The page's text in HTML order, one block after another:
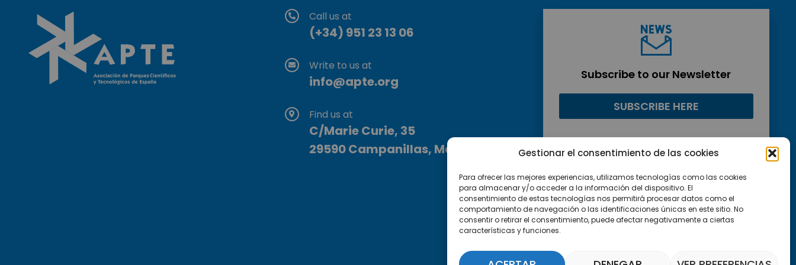
Gestionar el consentimiento de las cookies
Para ofrecer las mejores experiencias, utilizamos tecnologías como las cookies
para almacenar y/o acceder a la información del dispositivo. El
consentimiento de estas tecnologías nos permitirá procesar datos como el
comportamiento de navegación o las identificaciones únicas en este sitio. No
consentir o retirar el consentimiento, puede afectar negativamente a ciertas
características y funciones.
Call us at
(+34) 951 23 13 06
Write to us at
info@apte.org
Find us at
C/Marie Curie, 35
29590 Campanillas, Málaga
Subscribe to our Newsletter
SUBSCRIBE HERE